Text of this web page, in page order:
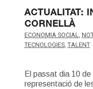
ACTUALITAT:
CORNELLÀ
ECONOMIA SOCIAL,
TECNOLOGIES, TALENT
El passat dia 10 de
representació de